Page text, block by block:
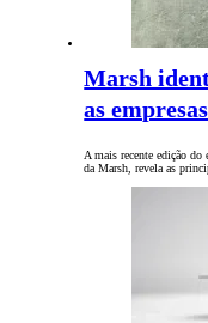
Marsh
as
A mais recente edição do
da Marsh, revela as